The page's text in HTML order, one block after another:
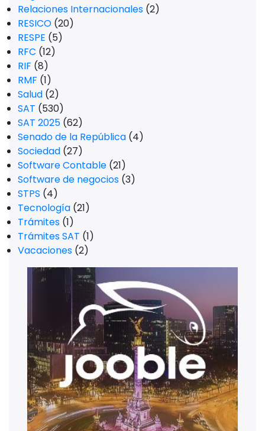
Relaciones Internacionales (2)
RESICO (20)
RESPE (5)
RFC (12)
RIF (8)
RMF (1)
Salud (2)
SAT (530)
SAT 2025 (62)
Senado de la República (4)
Sociedad (27)
Software Contable (21)
Software de negocios (3)
STPS (4)
Tecnología (21)
Trámites (1)
Trámites SAT (1)
Vacaciones (2)